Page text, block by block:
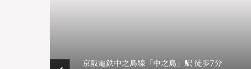
京阪電鉄中之島線「中之島」駅 徒歩7分